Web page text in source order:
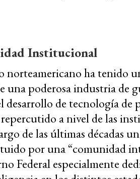
Institucional
ha tenido
poderosa industria de
desarrollo de tecnología de
a nivel de las
de las últimas décadas
por una “comunidad
Federal especialmente